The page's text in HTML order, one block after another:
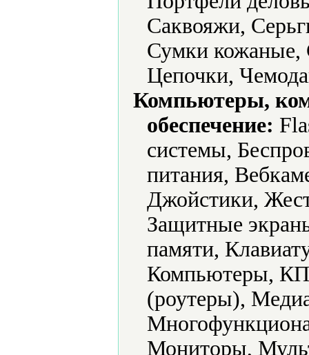
Саквояжи,
Сумки кожаные,
Цепочки,
Компьютеры,
обеспечение:
системы,
питания,
Джойстики,
Защитные
памяти,
Компьютеры,
(роутеры),
Мониторы,